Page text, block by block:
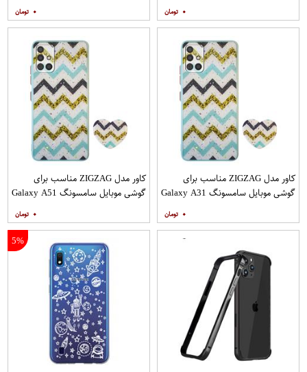
۰ ۰
کاور مدل ZIGZAG مناسب برای
گوشی موبایل سامسونگ Galaxy A31
۰
کاور مدل ZIGZAG مناسب برای
گوشی موبایل سامسونگ Galaxy A51
۰
5%